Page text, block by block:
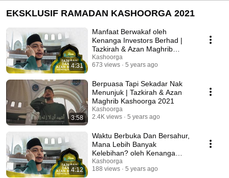
EKSKLUSIF RAMADAN KASHOORGA 2021
4:31
Manfaat Berwakaf oleh
Kenanga Investors Berhad |
Tazkirah & Azan Maghrib
Kashoorga 2021
Kashoorga
673 views
5 years ago
3:58
Berpuasa Tapi Sekadar Nak
Menunjuk | Tazkirah & Azan
Maghrib Kashoorga 2021
Kashoorga
2.4K views
5 years ago
4:12
Waktu Berbuka Dan Bersahur,
Mana Lebih Banyak
Kelebihan? oleh Kenanga
Investors Berhad
Kashoorga
188 views
5 years ago